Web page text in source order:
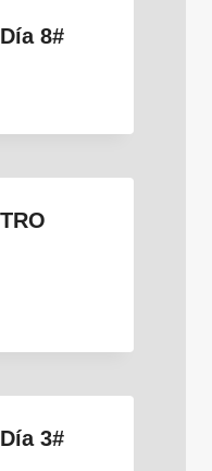
8#
3#